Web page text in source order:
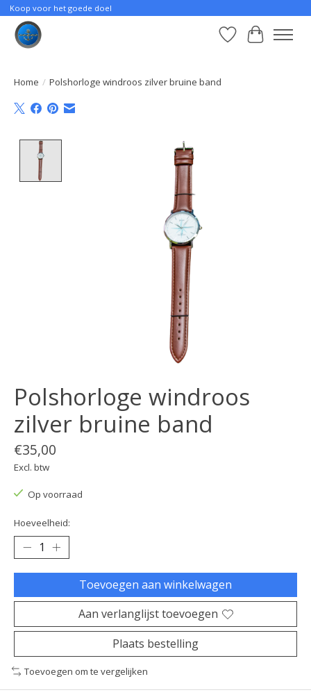
Koop voor het goede doel
Verlanglijst
Home / Polshorloge windroos zilver bruine band
Product image slideshow Items
Polshorloge windroos
zilver bruine band
€35,00
Excl. btw
Op voorraad
Hoeveelheid:
Toevoegen aan winkelwagen
Aan verlanglijst toevoegen
Plaats bestelling
Toevoegen om te vergelijken